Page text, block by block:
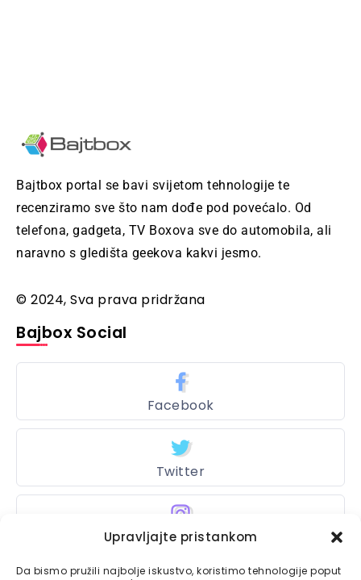
Upravljajte pristankom
Da bismo pružili najbolje iskustvo, koristimo tehnologije poput
Bajtbox portal se bavi svijetom tehnologije te
recenziramo sve što nam dođe pod povećalo. Od
telefona, gadgeta, TV Boxova sve do automobila, ali
naravno s gledišta geekova kakvi jesmo.
© 2024, Sva prava pridržana
Bajbox Social
Facebook
Twitter
Instagram